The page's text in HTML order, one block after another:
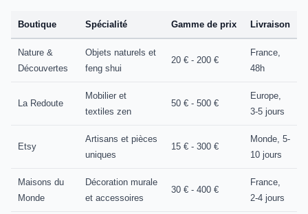
Boutique Spécialité Gamme de prix Livraison
Nature &
Découvertes
Objets naturels et
feng shui
20 € - 200 €
France,
48h
La Redoute
Mobilier et
textiles zen
50 € - 500 €
Europe,
3-5 jours
Etsy
Artisans et pièces
uniques
15 € - 300 €
Monde, 5-
10 jours
Maisons du
Monde
Décoration murale
et accessoires
30 € - 400 €
France,
2-4 jours